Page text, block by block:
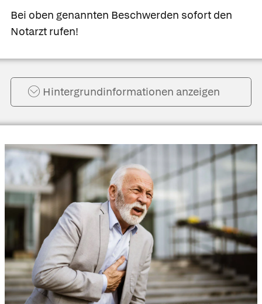
Bei oben genannten Beschwerden sofort den
Notarzt rufen!
Hintergrund­informationen anzeigen